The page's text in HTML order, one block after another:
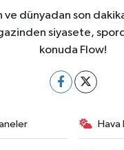
ve dünyadan son
siyasete,
konuda Flow!
Hava